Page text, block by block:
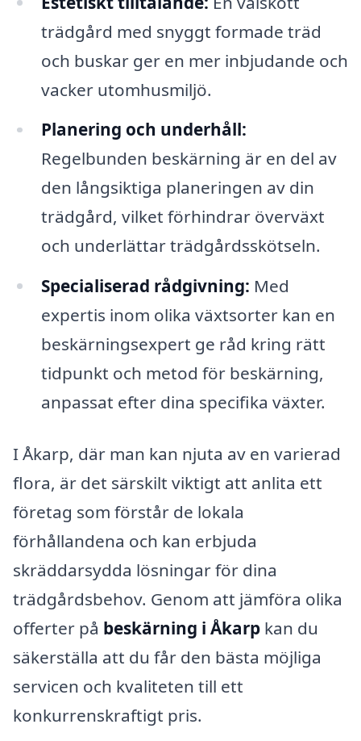
trädgård med snyggt formade träd
och buskar ger en mer inbjudande och
vacker utomhusmiljö.
Planering och underhåll:
Regelbunden beskärning är en del av
den långsiktiga planeringen av din
trädgård, vilket förhindrar överväxt
och underlättar trädgårdsskötseln.
Specialiserad rådgivning: Med
expertis inom olika växtsorter kan en
beskärningsexpert ge råd kring rätt
tidpunkt och metod för beskärning,
anpassat efter dina specifika växter.
I Åkarp, där man kan njuta av en varierad
flora, är det särskilt viktigt att anlita ett
företag som förstår de lokala
förhållandena och kan erbjuda
skräddarsydda lösningar för dina
trädgårdsbehov. Genom att jämföra olika
offerter på beskärning i Åkarp kan du
säkerställa att du får den bästa möjliga
servicen och kvaliteten till ett
konkurrenskraftigt pris.